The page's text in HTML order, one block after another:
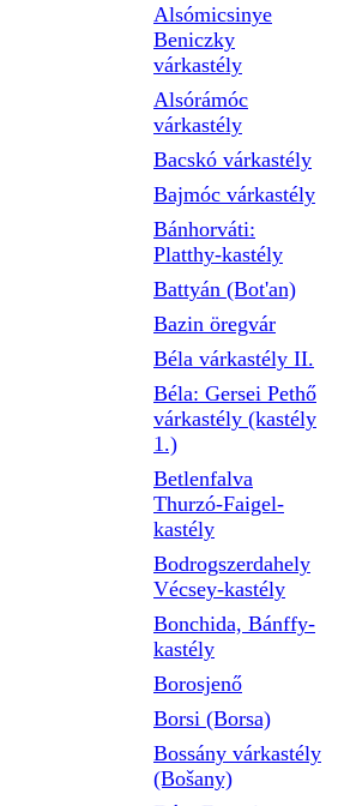
Alsómicsinye
Beniczky
várkastély
Alsórámóc
várkastély
Bacskó várkastély
Bajmóc várkastély
Bánhorváti:
Platthy-kastély
Battyán (Bot'an)
Bazin öregvár
Béla várkastély II.
Béla: Gersei Pethő
várkastély (kastély
1.)
Betlenfalva
Thurzó-Faigel-
kastély
Bodrogszerdahely
Vécsey-kastély
Bonchida, Bánffy-
kastély
Borosjenő
Borsi (Borsa)
Bossány várkastély
(Bošany)